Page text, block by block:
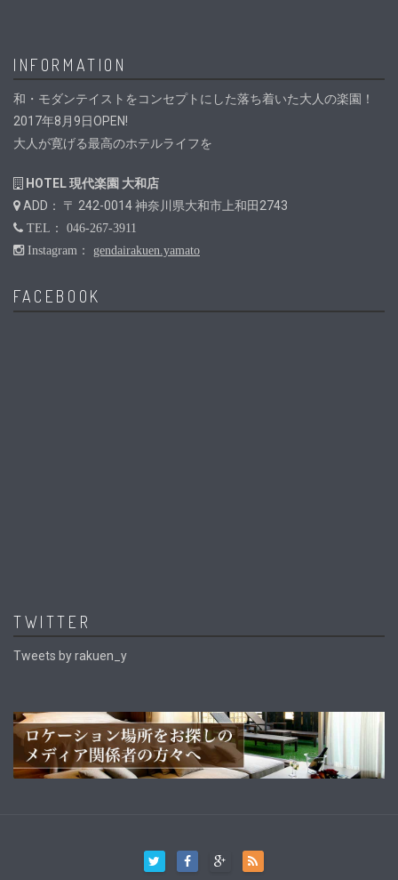
INFORMATION
和・モダンテイストをコンセプトにした落ち着いた大人の楽園！
2017年8月9日OPEN!
大人が寛げる最高のホテルライフを
HOTEL 現代楽園 大和店
ADD： 〒 242-0014 神奈川県大和市上和田2743
TEL： 046-267-3911
Instagram： gendairakuen.yamato
FACEBOOK
TWITTER
Tweets by rakuen_y